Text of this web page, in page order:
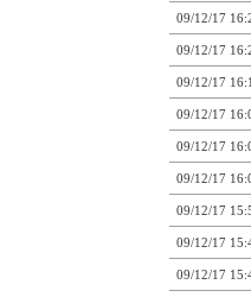
09/12/17
09/12/17
09/12/17
09/12/17
09/12/17
09/12/17
09/12/17
09/12/17
09/12/17